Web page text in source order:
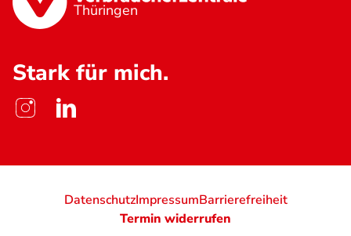
Thüringen
Stark für mich.
DatenschutzImpressumBarrierefreiheit
Termin widerrufen